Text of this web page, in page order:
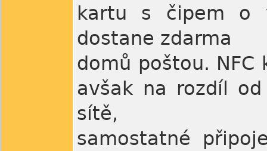
kartu s čipem o
dostane zdarma
domů poštou.
avšak na rozdíl
sítě,
samostatné